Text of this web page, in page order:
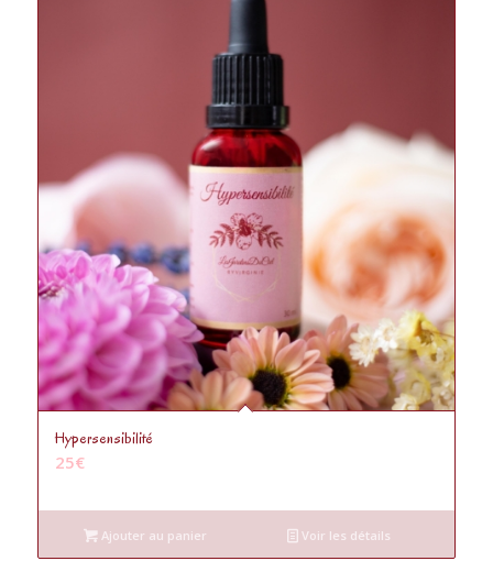
Hypersensibilité
25€
Ajouter au panier Voir les détails